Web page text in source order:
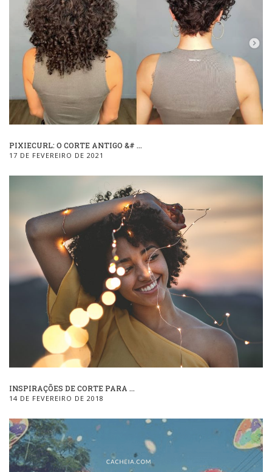
PIXIECURL: O CORTE ANTIGO &# ...
17 DE FEVEREIRO DE 2021
INSPIRAÇÕES DE CORTE PARA ...
14 DE FEVEREIRO DE 2018